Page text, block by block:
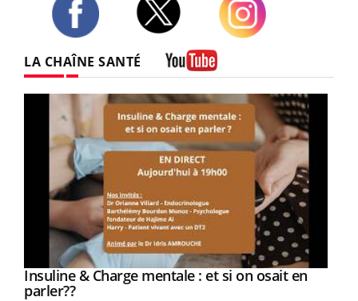
LA CHAÎNE SANTÉ
Youtube
Insuline & Charge mentale : et si on osait en
parler??Youtube